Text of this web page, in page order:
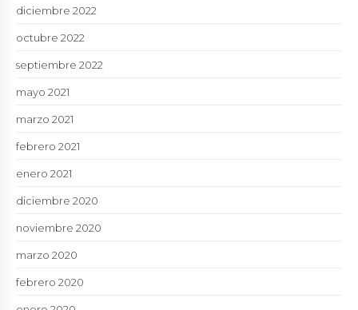
diciembre 2022
octubre 2022
septiembre 2022
mayo 2021
marzo 2021
febrero 2021
enero 2021
diciembre 2020
noviembre 2020
marzo 2020
febrero 2020